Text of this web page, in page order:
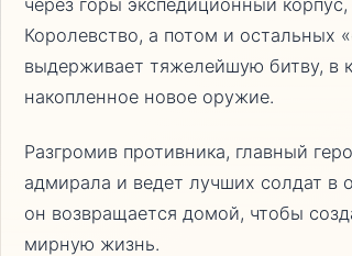
через горы экспедиционный
Королевство, а потом и остальных
выдерживает тяжелейшую битву, в
накопленное новое оружие.
Разгромив противника, главный
адмирала и ведет лучших солдат в
он возвращается домой, чтобы
мирную жизнь.